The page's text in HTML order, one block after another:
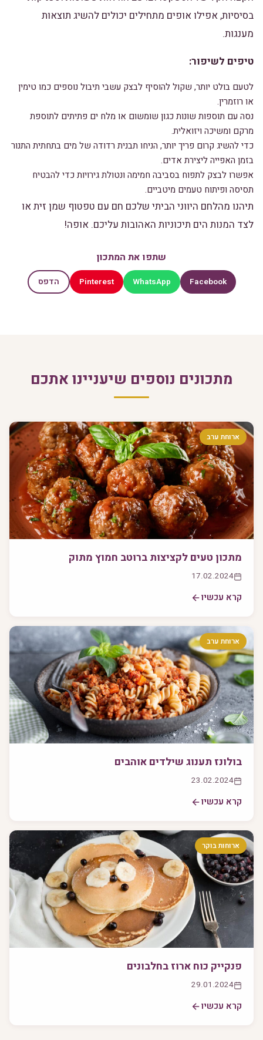
בסיסיות, אפילו אופים מתחילים יכולים להשיג תוצאות
מענגות.
טיפים לשיפור:
לטעם בולט יותר, שקול להוסיף לבצק עשבי תיבול נוספים כמו טימין
או רוזמרין.
נסה עם תוספות שונות כגון שומשום או מלח ים פתיתים לתוספת
מרקם ומשיכה ויזואלית.
כדי להשיג קרום פריך יותר, הניחו תבנית רדודה של מים בתחתית התנור
בזמן האפייה ליצירת אדים.
אפשרו לבצק לתפוח בסביבה חמימה ונטולת גירויות כדי להבטיח
תסיסה ופיתוח טעמים מיטביים.
תיהנו מהלחם היווני הביתי שלכם חם עם טפטוף שמן זית או
לצד המנות הים תיכוניות האהובות עליכם. אופה!
שתפו את המתכון
Facebook
WhatsApp
Pinterest הדפס
מתכונים נוספים שיעניינו אתכם
ארוחת ערב
מתכון טעים לקציצות ברוטב חמוץ מתוק
17.02.2024
קרא עכשיו
ארוחת ערב
בולונז תענוג שילדים אוהבים
23.02.2024
קרא עכשיו
ארוחות בוקר
פנקייק כוח ארוז בחלבונים
29.01.2024
קרא עכשיו